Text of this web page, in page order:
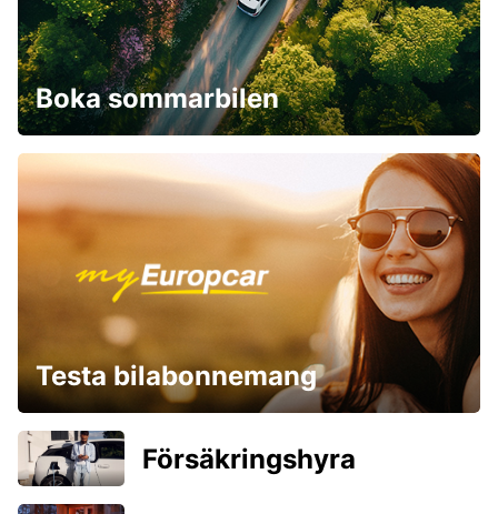
Boka sommarbilen
Testa bilabonnemang
Försäkringshyra